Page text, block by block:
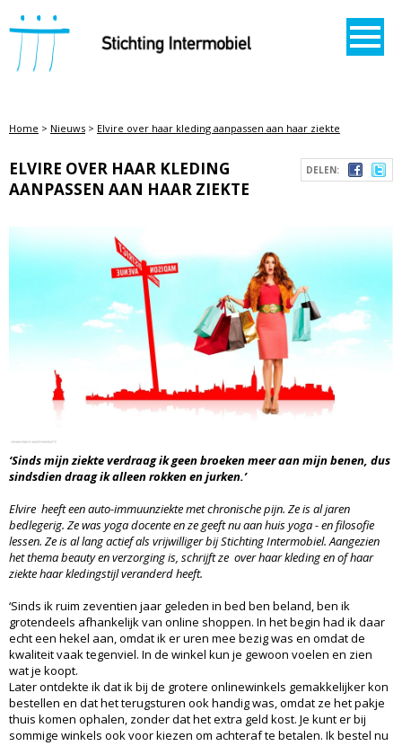
STICHTING INTERMOBIEL
Home > Nieuws > Elvire over haar kleding aanpassen aan haar ziekte
DELEN:
ELVIRE OVER HAAR KLEDING
AANPASSEN AAN HAAR ZIEKTE
‘Sinds mijn ziekte verdraag ik geen broeken meer aan mijn benen, dus
sindsdien draag ik alleen rokken en jurken.’
Elvire heeft een auto-immuunziekte met chronische pijn. Ze is al jaren
bedlegerig. Ze was yoga docente en ze geeft nu aan huis yoga - en filosofie
lessen. Ze is al lang actief als vrijwilliger bij Stichting Intermobiel. Aangezien
het thema beauty en verzorging is, schrijft ze over haar kleding en of haar
ziekte haar kledingstijl veranderd heeft.
‘Sinds ik ruim zeventien jaar geleden in bed ben beland, ben ik
grotendeels afhankelijk van online shoppen. In het begin had ik daar
echt een hekel aan, omdat ik er uren mee bezig was en omdat de
kwaliteit vaak tegenviel. In de winkel kun je gewoon voelen en zien
wat je koopt.
Later ontdekte ik dat ik bij de grotere onlinewinkels gemakkelijker kon
bestellen en dat het terugsturen ook handig was, omdat ze het pakje
thuis komen ophalen, zonder dat het extra geld kost. Je kunt er bij
sommige winkels ook voor kiezen om achteraf te betalen. Ik bestel nu